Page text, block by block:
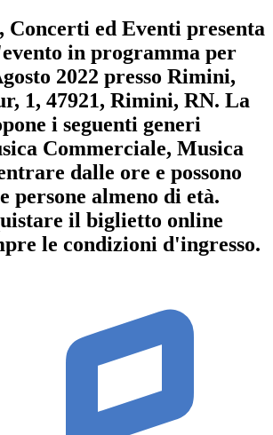
Concerti ed Eventi presenta
in programma per
2022 presso Rimini,
1, 47921, Rimini, RN. La
i seguenti generi
Commerciale, Musica
dalle ore e possono
persone almeno di età.
il biglietto online
le condizioni d'ingresso.